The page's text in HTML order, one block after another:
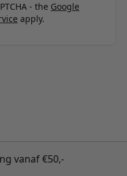
- the Google
apply.